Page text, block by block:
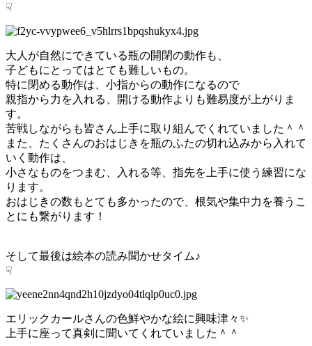
☟
大人が自然にできている瓶の開閉の動作も、
子どもにとってはとても難しいもの。
特に閉める動作は、小指からの動作になるので
親指から力を入れる、開ける動作よりも難易度が上がりま
す。
苦戦しながらも皆さん上手に取り組んでくれていました＾＾
また、たくさんのおはじきを瓶のふたの切れ込みから入れて
いく動作は、
小さなものをつまむ、入れる等、指先を上手に使う練習にな
ります。
おはじきの数もとても多かったので、根気や集中力を養うこ
とにも繋がります！
そして最後は絵本の読み聞かせタイム♪
☟
エリックカールさんの色鮮やかな絵に興味津々✨
上手に座って真剣に聞いてくれていました＾＾